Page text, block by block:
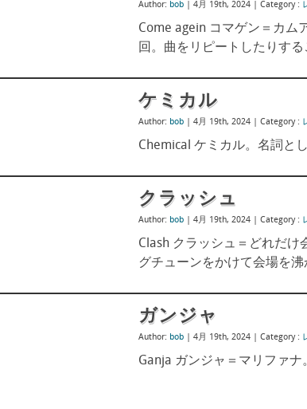
Author: bob| 4月 19th, 2024 | Category :
Come agein コマゲン＝カム
回。曲をリピートしたりする
ケミカル
Author: bob| 4月 19th, 2024 | Category :
Chemical ケミカル。名詞と
クラッシュ
Author: bob| 4月 19th, 2024 | Category :
Clash クラッシュ＝どれだけ
グチューンをかけて会場を
ガンジャ
Author: bob| 4月 19th, 2024 | Category :
Ganja ガンジャ＝マリファナ